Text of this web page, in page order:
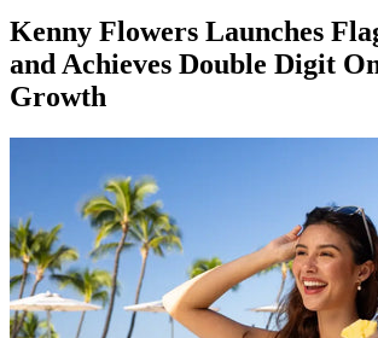
Kenny Flowers Launches
and Achieves Double Digit
Growth